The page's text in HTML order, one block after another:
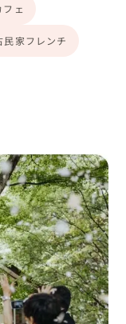
フェ
民家フレンチ